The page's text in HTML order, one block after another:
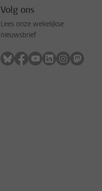
Volg ons
Lees onze wekelijkse
nieuwsbrief
Volg ons op bluesky
Volg ons op facebook
Volg ons op
Volg ons op
Volg ons
Volg